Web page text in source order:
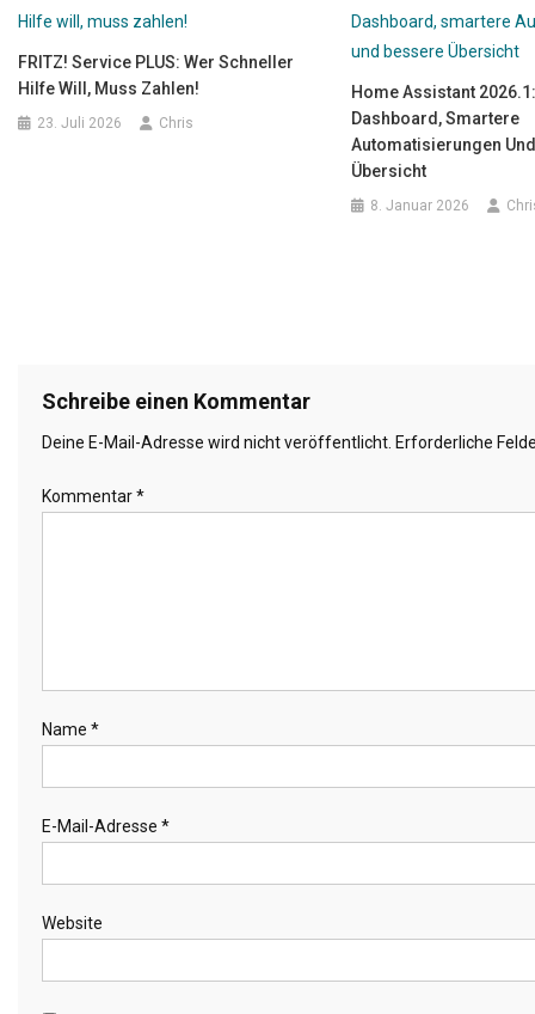
FRITZ! Service PLUS: Wer Schneller
Hilfe Will, Muss Zahlen!
23. Juli 2026 Chris
Home Assistant
Dashboard, Smartere
Automatisierungen
Übersicht
8. Januar 2026
Schreibe einen Kommentar
Deine E-Mail-Adresse wird nicht veröffentlicht. Erforderliche
Kommentar*
Name *
E-Mail-Adresse *
Website